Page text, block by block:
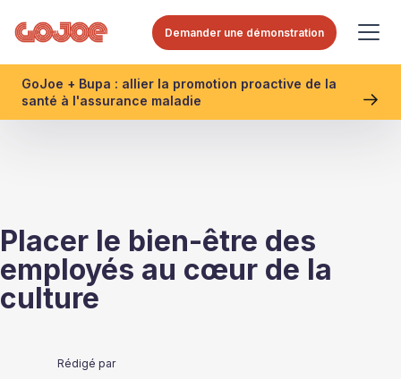
Demander une démonstration
GoJoe + Bupa : allier la promotion proactive de la
santé à l'assurance maladie
Placer le bien-être des
employés au cœur de la
culture
Rédigé par